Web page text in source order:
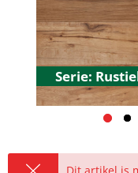
Serie: